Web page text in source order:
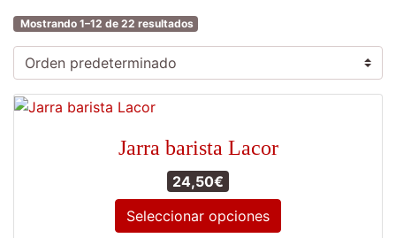
Mostrando 1–12 de 22 resultados
Jarra barista Lacor
24,50€
Seleccionar opciones